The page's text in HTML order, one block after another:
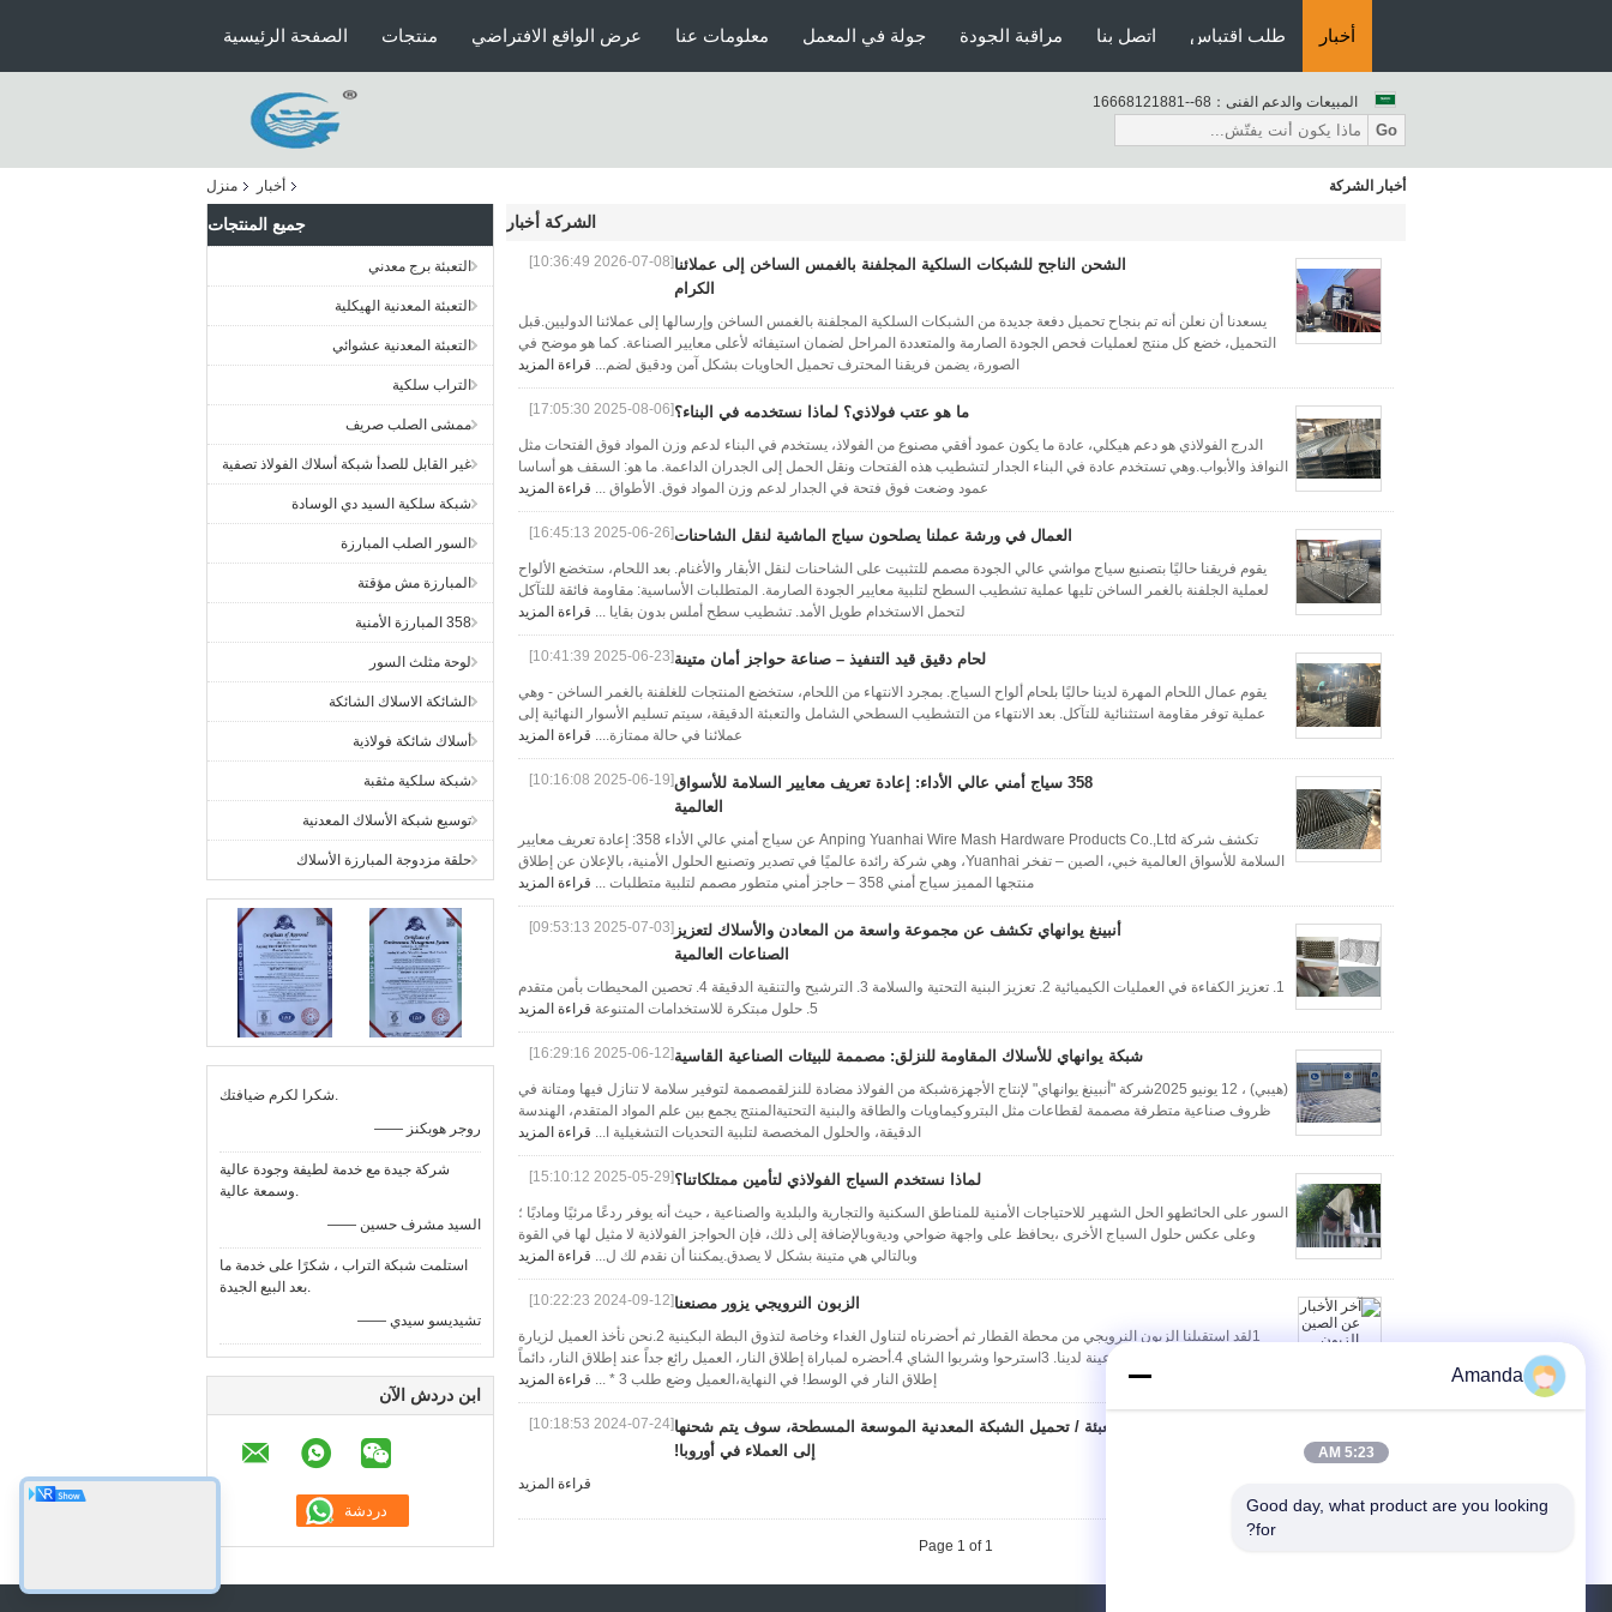
الصفحة الرئيسية منتجات عرض الواقع الافتراضي معلومات عنا جولة في المعمل مراقبة الجودة اتصل بنا طلب اقتباس أخبار
المبيعات والدعم الفنى： 86--18812186661
Go
منزل أخبار أخبار الشركة
جميع المنتجات
التعبئة برج معدني
التعبئة المعدنية الهيكلية
التعبئة المعدنية عشوائي
التراب سلكية
ممشى الصلب صريف
غير القابل للصدأ شبكة أسلاك الفولاذ تصفية
شبكة سلكية السيد دي الوسادة
السور الصلب المبارزة
المبارزة مش مؤقتة
358 المبارزة الأمنية
لوحة مثلث السور
الشائكة الاسلاك الشائكة
أسلاك شائكة فولاذية
شبكة سلكية مثقبة
توسيع شبكة الأسلاك المعدنية
حلقة مزدوجة المبارزة الأسلاك
شكرا لكرم ضيافتك.
—— روجر هوبكنز
شركة جيدة مع خدمة لطيفة وجودة عالية
وسمعة عالية.
—— السيد مشرف حسين
استلمت شبكة التراب ، شكرًا على خدمة ما
بعد البيع الجيدة.
—— تشيديسو سيدي
ابن دردش الآن
الشركة أخبار
الشحن الناجح للشبكات السلكية المجلفنة بالغمس الساخن إلى عملائنا
الكرام
[2026-07-08 10:36:49]
يسعدنا أن نعلن أنه تم بنجاح تحميل دفعة جديدة من الشبكات السلكية المجلفنة بالغمس الساخن وإرسالها إلى عملائنا الدوليين.قبل
التحميل، خضع كل منتج لعمليات فحص الجودة الصارمة والمتعددة المراحل لضمان استيفائه لأعلى معايير الصناعة. كما هو موضح في
الصورة، يضمن فريقنا المحترف تحميل الحاويات بشكل آمن ودقيق لضم... قراءة المزيد
ما هو عتب فولاذي؟ لماذا نستخدمه في البناء؟[2025-08-06 17:05:30]
الدرج الفولاذي هو دعم هيكلي، عادة ما يكون عمود أفقي مصنوع من الفولاذ، يستخدم في البناء لدعم وزن المواد فوق الفتحات مثل
النوافذ والأبواب.وهي تستخدم عادة في البناء الجدار لتشطيب هذه الفتحات ونقل الحمل إلى الجدران الداعمة. ما هو: السقف هو أساسا
عمود وضعت فوق فتحة في الجدار لدعم وزن المواد فوق. الأطواق ... قراءة المزيد
العمال في ورشة عملنا يصلحون سياج الماشية لنقل الشاحنات[2025-06-26 16:45:13]
يقوم فريقنا حاليًا بتصنيع سياج مواشي عالي الجودة مصمم للتثبيت على الشاحنات لنقل الأبقار والأغنام. بعد اللحام، ستخضع الألواح
لعملية الجلفنة بالغمر الساخن تليها عملية تشطيب السطح لتلبية معايير الجودة الصارمة. المتطلبات الأساسية: مقاومة فائقة للتآكل
لتحمل الاستخدام طويل الأمد. تشطيب سطح أملس بدون بقايا ... قراءة المزيد
لحام دقيق قيد التنفيذ – صناعة حواجز أمان متينة[2025-06-23 10:41:39]
يقوم عمال اللحام المهرة لدينا حاليًا بلحام ألواح السياج. بمجرد الانتهاء من اللحام، ستخضع المنتجات للغلفنة بالغمر الساخن - وهي
عملية توفر مقاومة استثنائية للتآكل. بعد الانتهاء من التشطيب السطحي الشامل والتعبئة الدقيقة، سيتم تسليم الأسوار النهائية إلى
عملائنا في حالة ممتازة.... قراءة المزيد
358 سياج أمني عالي الأداء: إعادة تعريف معايير السلامة للأسواق
العالمية
[2025-06-19 10:16:08]
تكشف شركة Anping Yuanhai Wire Mash Hardware Products Co.,Ltd عن سياج أمني عالي الأداء 358: إعادة تعريف معايير
السلامة للأسواق العالمية خبي، الصين – تفخر Yuanhai، وهي شركة رائدة عالميًا في تصدير وتصنيع الحلول الأمنية، بالإعلان عن إطلاق
منتجها المميز سياج أمني 358 – حاجز أمني متطور مصمم لتلبية متطلبات ...
قراءة المزيد
أنبينغ يوانهاي تكشف عن مجموعة واسعة من المعادن والأسلاك لتعزيز
الصناعات العالمية
[2025-07-03 09:53:13]
1. تعزيز الكفاءة في العمليات الكيميائية 2. تعزيز البنية التحتية والسلامة 3. الترشيح والتنقية الدقيقة 4. تحصين المحيطات بأمن متقدم
5. حلول مبتكرة للاستخدامات المتنوعة
قراءة المزيد
شبكة يوانهاي للأسلاك المقاومة للنزلق: مصممة للبيئات الصناعية القاسية[2025-06-12 16:29:16]
(هيبي) ، 12 يونيو 2025شركة "أنبينغ يوانهاي" لإنتاج الأجهزةشبكة من الفولاذ مضادة للنزلقمصممة لتوفير سلامة لا تنازل فيها ومتانة في
ظروف صناعية متطرفة مصممة لقطاعات مثل البتروكيماويات والطاقة والبنية التحتيةالمنتج يجمع بين علم المواد المتقدم، الهندسة
الدقيقة، والحلول المخصصة لتلبية التحديات التشغيلية ا... قراءة المزيد
لماذا نستخدم السياج الفولاذي لتأمين ممتلكاتنا؟[2025-05-29 15:10:12]
السور على الحائطهو الحل الشهير للاحتياجات الأمنية للمناطق السكنية والتجارية والبلدية والصناعية ، حيث أنه يوفر ردعًا مرئيًا وماديًا ؛
وعلى عكس حلول السياج الأخرى ،يحافظ على واجهة ضواحي وديةوبالإضافة إلى ذلك، فإن الحواجز الفولاذية لا مثيل لها في القوة
وبالتالي هي متينة بشكل لا يصدق.يمكننا أن نقدم لك ل... قراءة المزيد
الزبون النرويجي يزور مصنعنا[2024-09-12 10:22:23]
1لقد استقبلنا الزبون النرويجي من محطة القطار ثم أحضرناه لتناول الغداء وخاصة لتذوق البطة البكينية 2.نحن نأخذ العميل لزيارة
مصنعنا، وهو راض جدا عن عينة لدينا. 3استرحوا وشربوا الشاي 4.أحضره لمباراة إطلاق النار، العميل رائع جداً عند إطلاق النار، دائماً
إطلاق النار في الوسط! في النهاية،العميل وضع طلب 3 * ...
قراءة المزيد
التعبئة / تحميل الشبكة المعدنية الموسعة المسطحة، سوف يتم شحنها
إلى العملاء في أوروبا!
[2024-07-24 10:18:53]
قراءة المزيد
Page 1 of 1
Amanda
5:23 AM
Good day, what product are you looking
for?